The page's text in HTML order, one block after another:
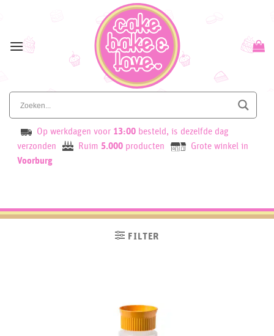
content
Op werkdagen voor 13:00 besteld, is dezelfde dag
verzonden
Ruim 5.000 producten
Grote winkel in
Voorburg
FILTER